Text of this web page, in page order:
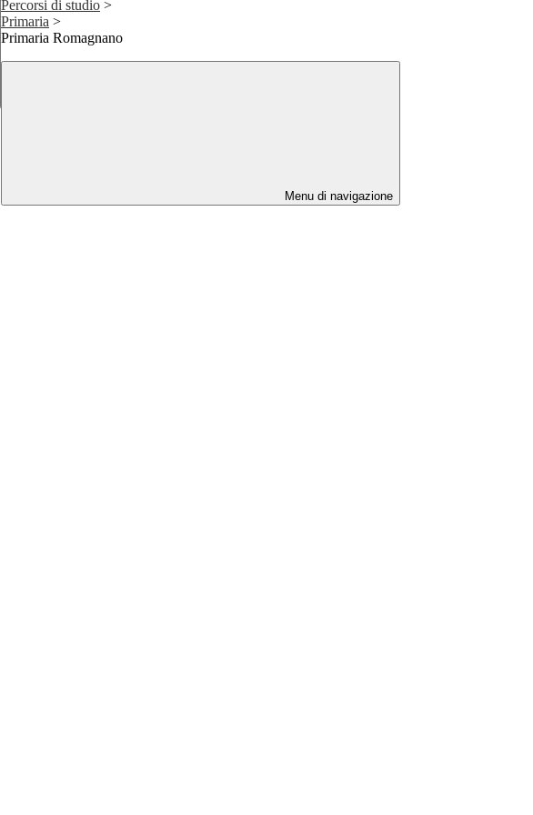
Percorsi di studio >
Primaria >
Primaria Romagnano
Menu di navigazione